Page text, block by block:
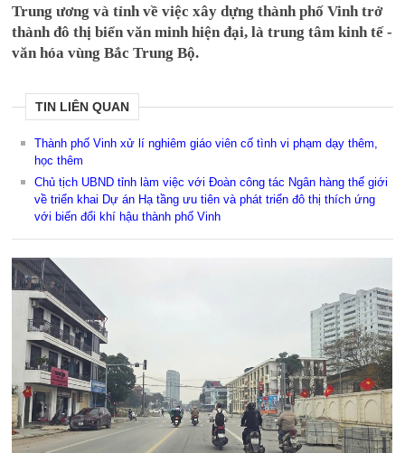
Trung ương và tỉnh về việc xây dựng thành phố Vinh trở
thành đô thị biển văn minh hiện đại, là trung tâm kinh tế -
văn hóa vùng Bắc Trung Bộ.
TIN LIÊN QUAN
Thành phố Vinh xử lí nghiêm giáo viên cố tình vi phạm dạy thêm,
học thêm
Chủ tịch UBND tỉnh làm việc với Đoàn công tác Ngân hàng thế giới
về triển khai Dự án Hạ tầng ưu tiên và phát triển đô thị thích ứng
với biến đổi khí hậu thành phố Vinh